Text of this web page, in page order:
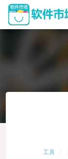
工具